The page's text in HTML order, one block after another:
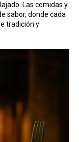
Las comidas y
sabor, donde cada
tradición y